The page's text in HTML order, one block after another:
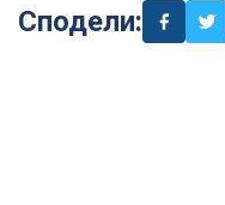
Сподели: